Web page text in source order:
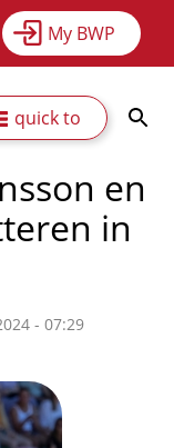
My BWP
quick to
en
in
- 07:29